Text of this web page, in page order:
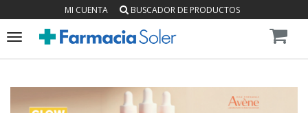
MI CUENTA BUSCADOR DE PRODUCTOS
Toggle